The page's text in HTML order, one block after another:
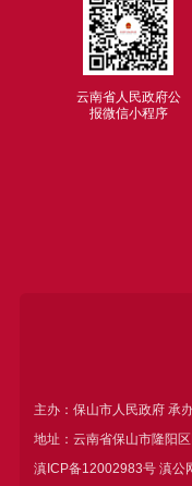
云南省人民政府公
报微信小程序
主办：保山市人民政府 承
地址：云南省保山市隆阳
滇ICP备12002983号滇公